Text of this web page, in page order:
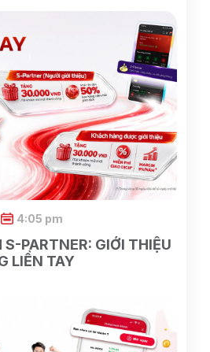
PARTNER: GIỚI THIỆU
LIỀN TAY
4:05 pm